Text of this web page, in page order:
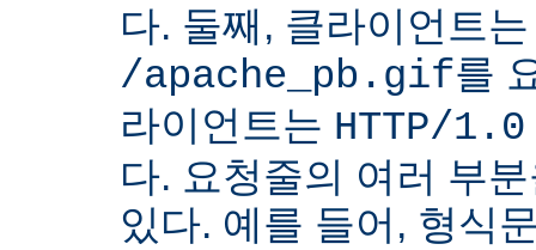
다. 둘째, 클라이언트
/apache_pb.gif를
라이언트는 HTTP/1.0
다. 요청줄의 여러 부
있다. 예를 들어, 형식